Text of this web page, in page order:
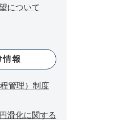
について
情報
管理）制度
滑化に関する